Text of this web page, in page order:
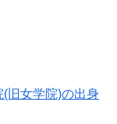
(旧女学院)の出身